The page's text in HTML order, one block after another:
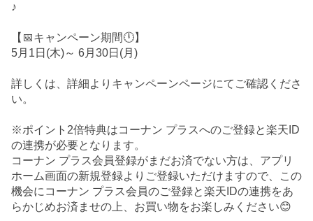
♪
【📅キャンペーン期間🕛】
5月1日(木)～ 6月30日(月)
詳しくは、詳細よりキャンペーンページにてご確認くださ
い。
※ポイント2倍特典はコーナン プラスへのご登録と楽天ID
の連携が必要となります。
コーナン プラス会員登録がまだお済でない方は、アプリ
ホーム画面の新規登録よりご登録いただけますので、この
機会にコーナン プラス会員のご登録と楽天IDの連携をあ
らかじめお済ませの上、お買い物をお楽しみください😊